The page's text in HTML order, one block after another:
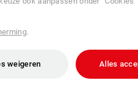
naar de
.
weigeren Alles